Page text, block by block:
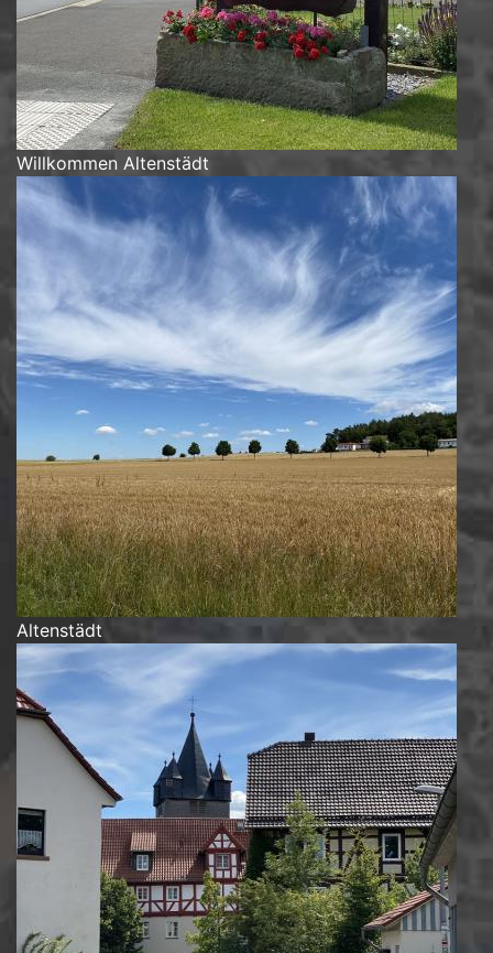
Willkommen Altenstädt
Altenstädt